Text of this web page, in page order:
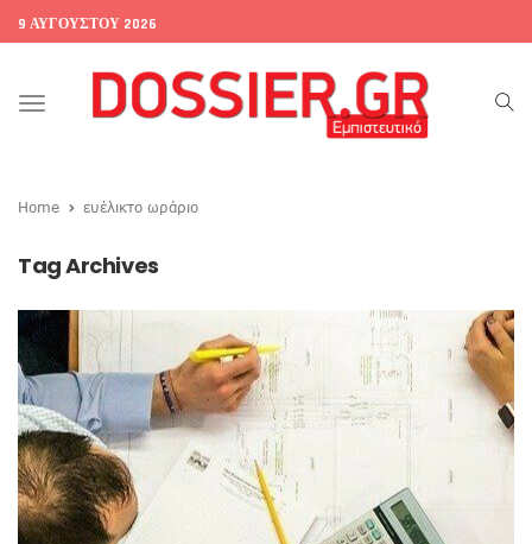
9 ΑΥΓΟΎΣΤΟΥ 2026
Toggle
Home ευέλικτο ωράριο
Tag Archives